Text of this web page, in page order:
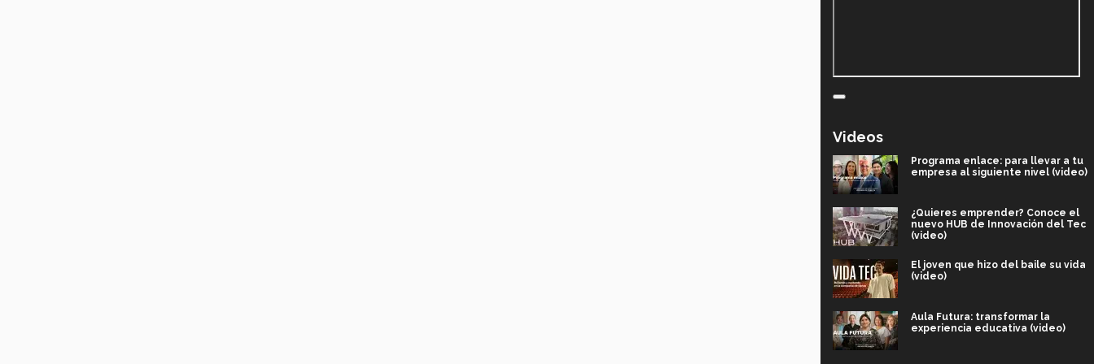
Videos
Programa enlace: para llevar a tu
empresa al siguiente nivel (video)
¿Quieres emprender? Conoce el
nuevo HUB de Innovación del Tec
(video)
El joven que hizo del baile su vida
(video)
Aula Futura: transformar la
experiencia educativa (video)